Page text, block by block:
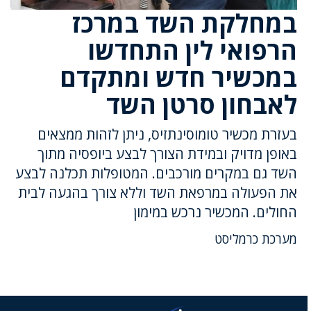
במחלקת השד במרכז
הרפואי לין התחדשו
במכשיר חדש ומתקדם
לאבחון סרטן השד
בעזרת מכשיר טומוסינתזיס, ניתן לזהות ממצאים
באופן מדויק ובמידת הצורך לבצע ביופסיה מתוך
השד גם במקרים מורכבים. המטופלות תכלנה לבצע
את הפעולה במרפאת השד וללא צורך בהגעה לבית
החולים. המכשיר נרכש במימון
מערכת כרמליסט